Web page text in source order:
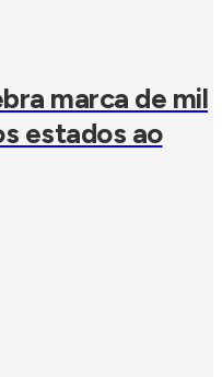
marca de mil
estados ao